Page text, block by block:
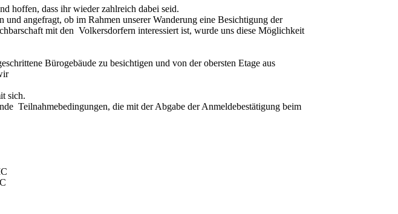
hoffen, dass ihr wieder zahlreich dabei seid.
angefragt, ob im Rahmen unserer Wanderung eine Besichtigung der
mit den Volkersdorfern interessiert ist, wurde uns diese Möglichkeit
Bürogebäude zu besichtigen und von der obersten Etage aus
sich.
Teilnahmebedingungen, die mit der Abgabe der Anmeldebestätigung beim